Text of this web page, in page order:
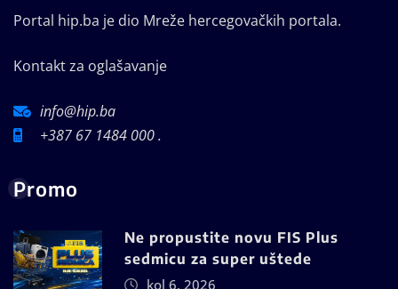
Portal hip.ba je dio Mreže hercegovačkih portala.
Kontakt za oglašavanje
info@hip.ba
+387 67 1484 000 .
Promo
Ne propustite novu FIS Plus
sedmicu za super uštede
kol 6, 2026